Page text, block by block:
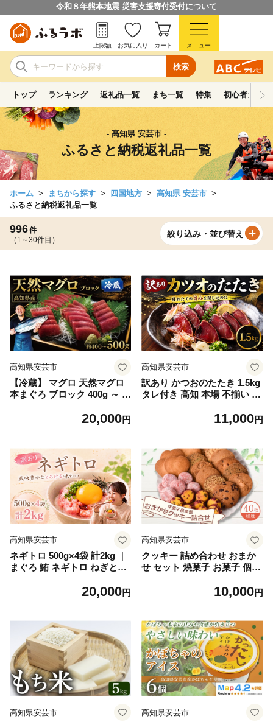
令和８年熊本地震 災害支援寄付受付について
検索
上限額 お気に入り カート メニュー
トップ ランキング 返礼品一覧 まち一覧 特集 初心者ガイド
- 高知県 安芸市 -
ふるさと納税返礼品一覧
ホーム まちから探す 四国地方
高知県 安芸市
ふるさと納税返礼品一覧
996件
（1～30件目）
絞り込み・並び替え
高知県安芸市
【冷蔵】 マグロ 天然マグロ
本まぐろ ブロック 400g ～ 5
本マグロ マグロ たたき マグ
トロ丼 高知県産 マグロ まぐ
ろ ブロック 赤身 天然 スライ
ス刺し身 さしみ ユッケ 魚介
魚 海鮮 海鮮丼 おかず 惣菜
お取り寄せ ギフト プレゼン
ト 父の日 高知県 おいしい 簡
単 時短 海の幸 生鮮
20,000円
高知県安芸市
訳あり かつおのたたき 1.5kg
タレ付き 高知 本場 不揃い カ
凍 カツオのタタキ 鰹 瞬間冷
お 父の日 冷凍 魚貝 魚介類
海鮮 お試し 個包装 小分け 10
000円 1万円 旬の鮮魚等 加工
品等 安芸市 高知県
11,000円
高知県安芸市
ネギトロ 500g×4袋 計2kg ｜
まぐろ 鮪 ネギトロ ねぎとろ
のたたき マグロたたき ネギ
イズ 人気ネギトロ ふるさと
納税ネギトロ ネギトロランキ
ング 大熊 安芸市 高知県
20,000円
高知県安芸市
クッキー 詰め合わせ おまか
せ セット 焼菓子 お菓子 個包
き菓子 アソート 洋菓子倶楽
セット プレゼント 贈答 贈り
物 お取り寄せ つめあわせ 高
知県安芸市
10,000円
高知県安芸市 高知県安芸市